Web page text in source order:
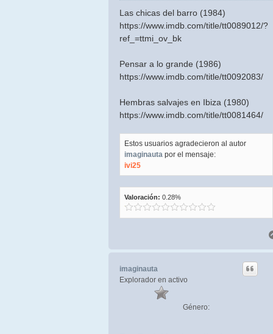
Las chicas del barro (1984)
https://www.imdb.com/title/tt0089012/?
ref_=ttmi_ov_bk
Pensar a lo grande (1986)
https://www.imdb.com/title/tt0092083/
Hembras salvajes en Ibiza (1980)
https://www.imdb.com/title/tt0081464/
Estos usuarios agradecieron al autor
imaginauta por el mensaje:
ivi25
Valoración: 0.28%
imaginauta
Explorador en activo
Género: